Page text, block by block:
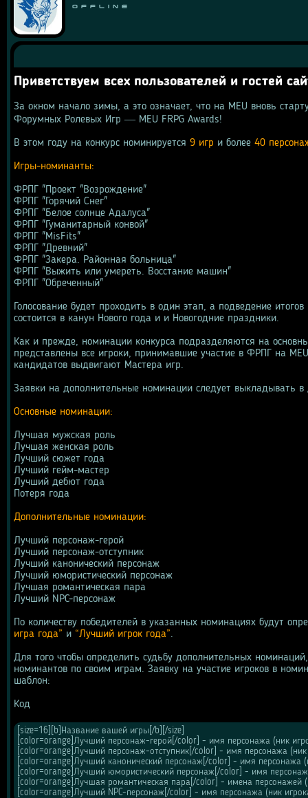
Offline
Приветствуем всех пользователей и гостей
За окном начало зимы, а это означает, что на MEU вновь
Форумных Ролевых Игр ― MEU FRPG Awards!
В этом году на конкурс номинируется 9 игр и более 40
Игры-номинанты:
ФРПГ "Проект "Возрождение"
ФРПГ "Горячий Снег"
ФРПГ "Белое солнце Адалуса"
ФРПГ "Гуманитарный конвой"
ФРПГ "MisFits"
ФРПГ "Древний"
ФРПГ "Закера. Районная больница"
ФРПГ "Выжить или умереть. Восстание машин"
ФРПГ "Обреченный"
Голосование будет проходить в один этап, а подведение
состоится в канун Нового года и и Новогодние праздники.
Как и прежде, номинации конкурса подразделяются на
представлены все игроки, принимавшие участие в ФРПГ на
кандидатов выдвигают Мастера игр.
Заявки на дополнительные номинации следует выкладывать
Основные номинации:
Лучшая мужская роль
Лучшая женская роль
Лучший сюжет года
Лучший гейм-мастер
Лучший дебют года
Потеря года
Дополнительные номинации:
Лучший персонаж-герой
Лучший персонаж-отступник
Лучший канонический персонаж
Лучший юмористический персонаж
Лучшая романтическая пара
Лучший NPC-персонаж
По количеству победителей в указанных номинациях будут
игра года” и “Лучший игрок года”.
Для того чтобы определить судьбу дополнительных
номинантов по своим играм. Заявку на участие игроков в
шаблон:
Код
[size=16][b]Название вашей игры[/b][/size]
[color=orange]Лучший персонаж-герой[/color] - имя персонажа (ник
[color=orange]Лучший персонаж-отступник[/color] - имя персонажа (ник
[color=orange]Лучший канонический персонаж[/color] - имя персонажа
[color=orange]Лучший юмористический персонаж[/color] - имя
[color=orange]Лучшая романтическая пара[/color] - имена персонажей
[color=orange]Лучший NPC-персонаж[/color] - имя персонажа (ник